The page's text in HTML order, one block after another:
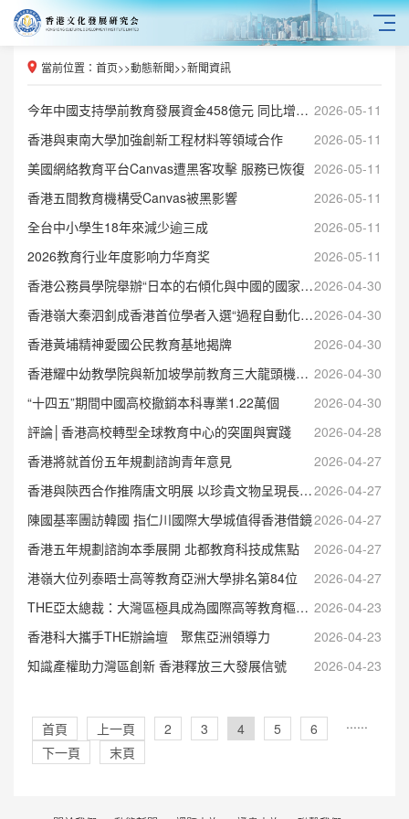
當前位置： 首页>>動態新聞>>新聞資訊
2026-05-11
今年中國支持學前教育發展資金458億元 同比增38%
2026-05-11
香港與東南大學加強創新工程材料等領域合作
2026-05-11
美國網絡教育平台Canvas遭黑客攻擊 服務已恢復
2026-05-11
香港五間教育機構受Canvas被黑影響
2026-05-11
全台中小學生18年來減少逾三成
2026-05-11
2026教育行业年度影响力华育奖
2026-04-30
香港公務員學院舉辦“日本的右傾化與中國的國家安全”講座
2026-04-30
香港嶺大秦泗釗成香港首位學者入選“過程自動化名人堂”
2026-04-30
香港黃埔精神愛國公民教育基地揭牌
2026-04-30
香港耀中幼教學院與新加坡學前教育三大龍頭機構簽署合作協議
2026-04-30
“十四五”期間中國高校撤銷本科專業1.22萬個
2026-04-28
評論│香港高校轉型全球教育中心的突圍與實踐
2026-04-27
香港將就首份五年規劃諮詢青年意見
2026-04-27
香港與陝西合作推隋唐文明展 以珍貴文物呈現長安萬象
2026-04-27
陳國基率團訪韓國 指仁川國際大學城值得香港借鏡
2026-04-27
香港五年規劃諮詢本季展開 北都教育科技成焦點
2026-04-27
港嶺大位列泰晤士高等教育亞洲大學排名第84位
2026-04-23
THE亞太總裁：大灣區極具成為國際高等教育樞紐潛力
2026-04-23
香港科大攜手THE辦論壇 聚焦亞洲領導力
2026-04-23
知識產權助力灣區創新 香港釋放三大發展信號
首頁 上一頁 ···
2 3 4 5 6
···
下一頁
末頁